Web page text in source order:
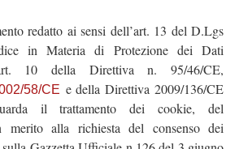
redatto ai sensi dell’art. 13 del D.Lgs
in Materia di Protezione dei Dati
10 della Direttiva n. 95/46/CE,
58/CE e della Direttiva 2009/136/CE
il trattamento dei cookie, del
merito alla richiesta del consenso dei